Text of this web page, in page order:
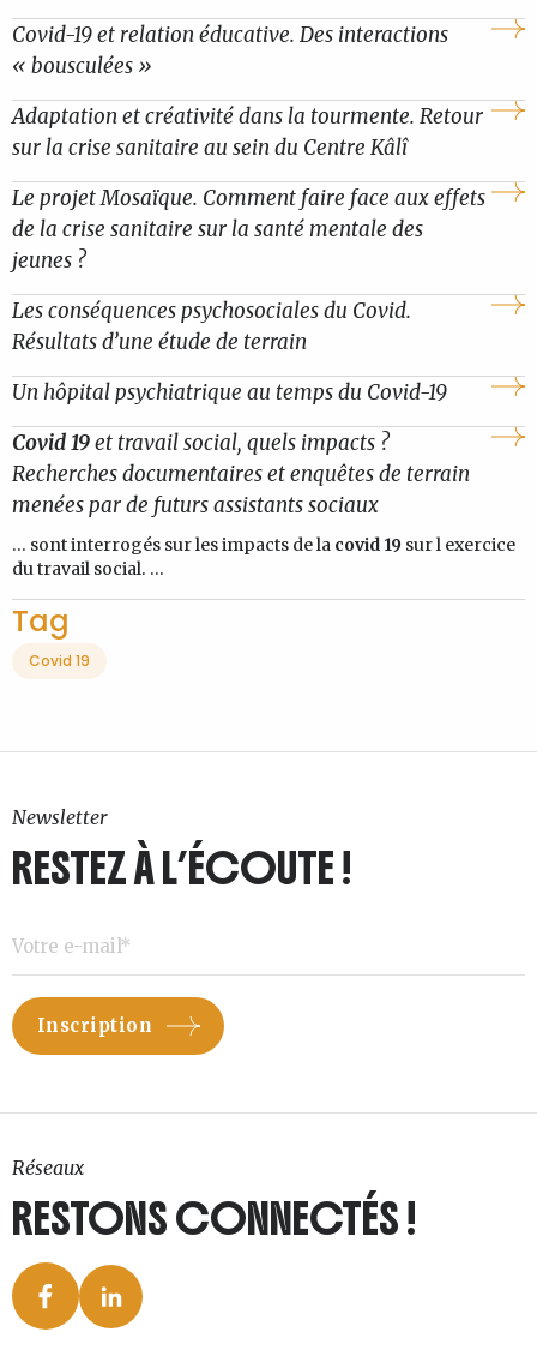
Covid-19 et relation éducative. Des interactions
« bousculées »
Adaptation et créativité dans la tourmente. Retour
sur la crise sanitaire au sein du Centre Kâlî
Le projet Mosaïque. Comment faire face aux effets
de la crise sanitaire sur la santé mentale des
jeunes ?
Les conséquences psychosociales du Covid.
Résultats d’une étude de terrain
Un hôpital psychiatrique au temps du Covid-19
Covid 19et travail social, quels impacts ?
Recherches documentaires et enquêtes de terrain
menées par de futurs assistants sociaux
... sont interrogés sur les impacts de la covid 19 sur l exercice
du travail social. ...
Tag
Covid 19
Newsletter
RESTEZ À L’ÉCOUTE !
Réseaux
RESTONS CONNECTÉS !